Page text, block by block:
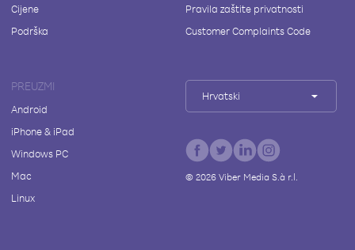
Cijene
Podrška
Pravila zaštite privatnosti
Customer Complaints Code
PREUZMI
Android
iPhone & iPad
Windows PC
Mac
Linux
Hrvatski
© 2026Viber Media S.à r.l.